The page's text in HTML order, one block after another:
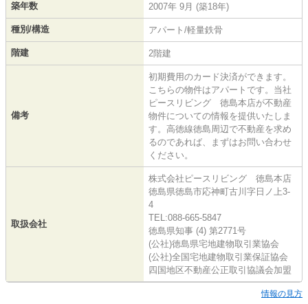
築年数 2007年 9月 (築18年)
種別/構造 アパート/軽量鉄骨
階建 2階建
備考
初期費用のカード決済ができます。
こちらの物件はアパートです。当社
ピースリビング 徳島本店が不動産
物件についての情報を提供いたしま
す。高徳線徳島周辺で不動産を求め
るのであれば、まずはお問い合わせ
ください。
取扱会社
株式会社ピースリビング 徳島本店
徳島県徳島市応神町古川字日ノ上3-
4
TEL:088-665-5847
徳島県知事 (4) 第2771号
(公社)徳島県宅地建物取引業協会
(公社)全国宅地建物取引業保証協会
四国地区不動産公正取引協議会加盟
情報の見方